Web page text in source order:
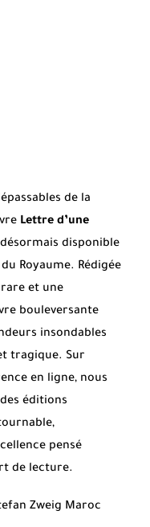
de la
Lettre d’une
disponible
Royaume. Rédigée
et une
bouleversante
insondables
tragique. Sur
en ligne, nous
éditions
pensé
de lecture.